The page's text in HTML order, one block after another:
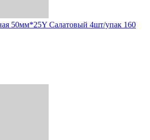
50мм*25Y Салатовый 4шт/упак 160